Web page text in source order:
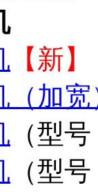
【新】
（加宽
（型
（型